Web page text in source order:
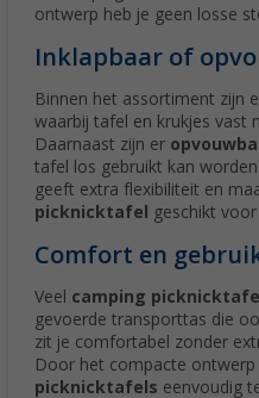
ontwerp heb je geen losse
Inklapbaar of
Binnen het assortiment zijn
waarbij tafel en krukjes vast
Daarnaast zijn er
tafel los gebruikt kan
geeft extra flexibiliteit en
picknicktafel
geschikt
Comfort en
Veel camping
gevoerde transporttas die
zit je comfortabel zonder
Door het compacte ontwerp
picknicktafels eenvoudig